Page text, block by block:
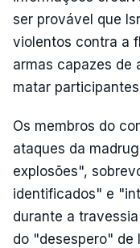
ser provável que
violentos contra a
armas capazes de
matar
Os membros do
ataques da
explosões",
identificados" e
durante a
do "desespero" de